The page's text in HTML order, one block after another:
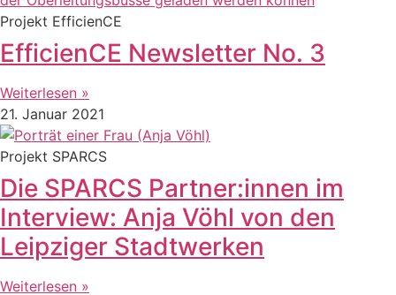
Projekt EfficienCE
EfficienCE Newsletter No. 3
Weiterlesen »
21. Januar 2021
Projekt SPARCS
Die SPARCS Partner:innen im
Interview: Anja Vöhl von den
Leipziger Stadtwerken
Weiterlesen »